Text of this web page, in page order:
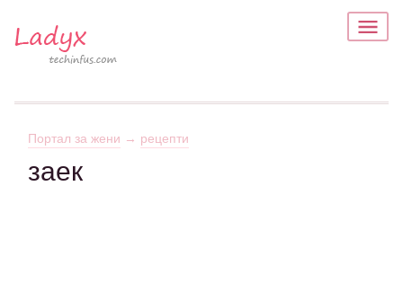
Портал за жени → рецепти
заек